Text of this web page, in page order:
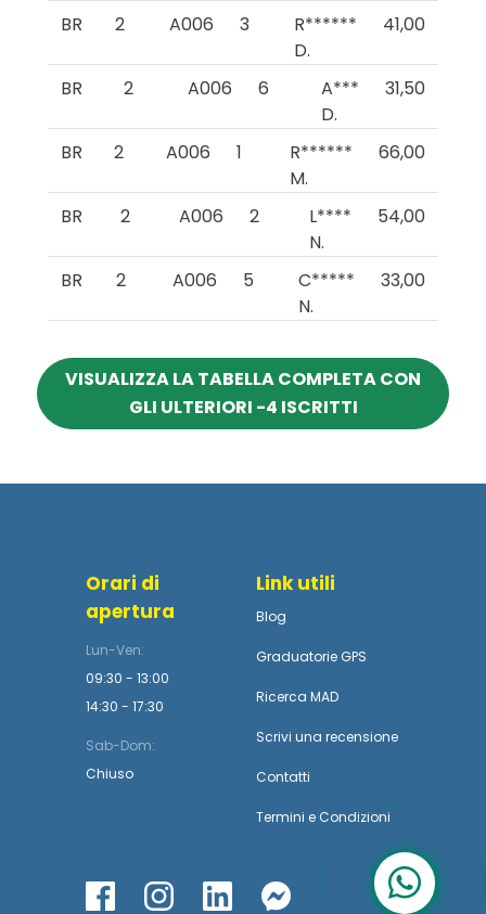
BR 2 A006 3
R******
D.
41,00
BR 2 A006 6
A***
D.
31,50
BR 2 A006 1
R******
M.
66,00
BR 2 A006 2
L****
N.
54,00
BR 2 A006 5
C*****
N.
33,00
VISUALIZZA LA TABELLA COMPLETA CON
GLI ULTERIORI -4 ISCRITTI
Orari di
apertura
Lun-Ven:
09:30 - 13:00
14:30 - 17:30
Sab-Dom:
Chiuso
Link utili
Blog
Graduatorie GPS
Ricerca MAD
Scrivi una recensione
Contatti
Termini e Condizioni